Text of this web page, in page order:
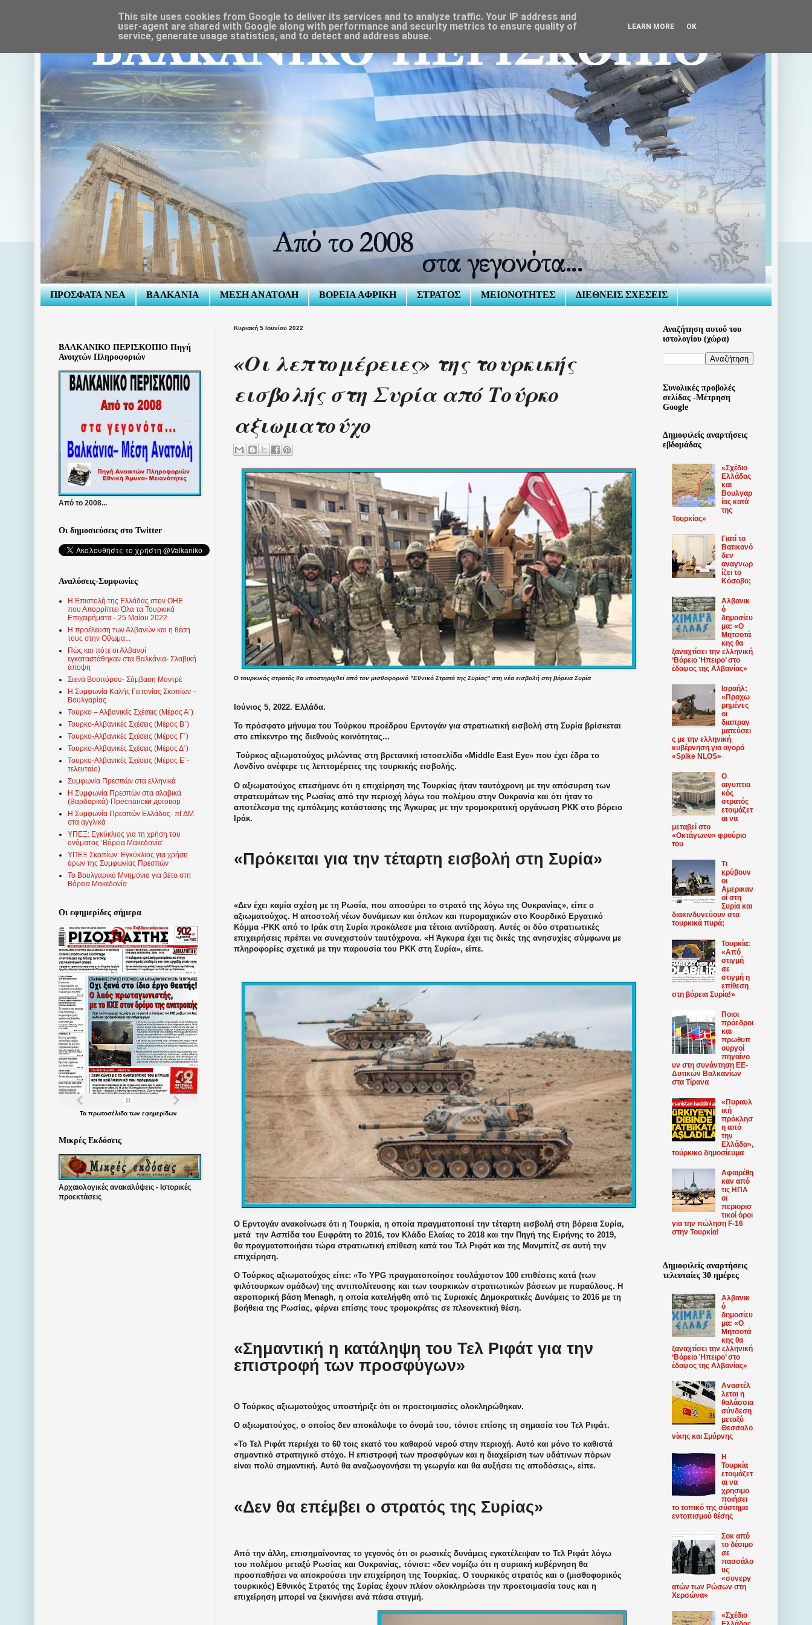
ΠΡΟΣΦΑΤΑ ΝΕΑ ΒΑΛΚΑΝΙΑ ΜΕΣΗ ΑΝΑΤΟΛΗ ΒΟΡΕΙΑ ΑΦΡΙΚΗ ΣΤΡΑΤΟΣ ΜΕΙΟΝΟΤΗΤΕΣ ΔΙΕΘΝΕΙΣ ΣΧΕΣΕΙΣ
Κυριακή 5 Ιουνίου 2022
«Οι λεπτομέρειες» της τουρκικής
εισβολής στη Συρία από Τούρκο
αξιωματούχο
Ο τουρκικός στρατός θα υποστηριχθεί από τον μισθοφορικό "Εθνικό Στρατό της Συρίας" στη νέα εισβολή στη βόρεια Συρία
Ιούνιος 5, 2022. Ελλάδα.
Το πρόσφατο μήνυμα του Τούρκου προέδρου Ερντογάν για στρατιωτική εισβολή στη Συρία βρίσκεται
στο επίκεντρο της διεθνούς κοινότητας...
Τούρκος αξιωματούχος μιλώντας στη βρετανική ιστοσελίδα «Middle East Eye» που έχει έδρα το
Λονδίνο ανέφερε τις λεπτομέρειες της τουρκικής εισβολής.
Ο αξιωματούχος επεσήμανε ότι η επιχείρηση της Τουρκίας ήταν ταυτόχρονη με την απόσυρση των
στρατευμάτων της Ρωσίας από την περιοχή λόγω του πολέμου στην Ουκρανία και ότι ήταν το
αποτέλεσμα της εμπόλεμης κατάστασης της Άγκυρας με την τρομοκρατική οργάνωση PKK στο βόρειο
Ιράκ.
«Πρόκειται για την τέταρτη εισβολή στη Συρία»
«Δεν έχει καμία σχέση με τη Ρωσία, που αποσύρει το στρατό της λόγω της Ουκρανίας», είπε ο
αξιωματούχος. Η αποστολή νέων δυνάμεων και όπλων και πυρομαχικών στο Κουρδικό Εργατικό
Κόμμα -ΡΚΚ από το Ιράκ στη Συρία προκάλεσε μια τέτοια αντίδραση. Αυτές οι δύο στρατιωτικές
επιχειρήσεις πρέπει να συνεχιστούν ταυτόχρονα. «Η Άγκυρα έχει τις δικές της ανησυχίες σύμφωνα με
πληροφορίες σχετικά με την παρουσία του PKK στη Συρία», είπε.
Ο Ερντογάν ανακοίνωσε ότι η Τουρκία, η οποία πραγματοποιεί την τέταρτη εισβολή στη βόρεια Συρία,
μετά την Ασπίδα του Ευφράτη το 2016, τον Κλάδο Ελαίας το 2018 και την Πηγή της Ειρήνης το 2019,
θα πραγματοποιήσει τώρα στρατιωτική επίθεση κατά του Τελ Ριφάτ και της Μανμπίτζ σε αυτή την
επιχείρηση.
Ο Τούρκος αξιωματούχος είπε: «Το YPG πραγματοποίησε τουλάχιστον 100 επιθέσεις κατά (των
φιλότουρκων ομάδων) της αντιπολίτευσης και των τουρκικών στρατιωτικών βάσεων με πυραύλους. Η
αεροπορική βάση Menagh, η οποία κατελήφθη από τις Συριακές Δημοκρατικές Δυνάμεις το 2016 με τη
βοήθεια της Ρωσίας, φέρνει επίσης τους τρομοκράτες σε πλεονεκτική θέση.
«Σημαντική η κατάληψη του Τελ Ριφάτ για την
επιστροφή των προσφύγων»
Ο Τούρκος αξιωματούχος υποστήριξε ότι οι προετοιμασίες ολοκληρώθηκαν.
Ο αξιωματούχος, ο οποίος δεν αποκάλυψε το όνομά του, τόνισε επίσης τη σημασία του Τελ Ριφάτ.
«Το Τελ Ριφάτ περιέχει το 60 τοις εκατό του καθαρού νερού στην περιοχή. Αυτό και μόνο το καθιστά
σημαντικό στρατηγικό στόχο. Η επιστροφή των προσφύγων και η διαχείριση των υδάτινων πόρων
είναι πολύ σημαντική. Αυτό θα αναζωογονήσει τη γεωργία και θα αυξήσει τις αποδόσεις», είπε.
«Δεν θα επέμβει ο στρατός της Συρίας»
Από την άλλη, επισημαίνοντας το γεγονός ότι οι ρωσικές δυνάμεις εγκατέλειψαν το Τελ Ριφάτ λόγω
του πολέμου μεταξύ Ρωσίας και Ουκρανίας, τόνισε: «δεν νομίζω ότι η συριακή κυβέρνηση θα
προσπαθήσει να αποκρούσει την επιχείρηση της Τουρκίας. Ο τουρκικός στρατός και ο (μισθοφορικός
τουρκικός) Εθνικός Στρατός της Συρίας έχουν πλέον ολοκληρώσει την προετοιμασία τους και η
επιχείρηση μπορεί να ξεκινήσει ανά πάσα στιγμή.
ΒΑΛΚΑΝΙΚΟ ΠΕΡΙΣΚΟΠΙΟ Πηγή
Ανοιχτών Πληροφοριών
Από το 2008...
Οι δημοσιεύσεις στο Twitter
Αναλύσεις-Συμφωνίες
Η Επιστολή της Ελλάδας στον ΟΗΕ
που Απορρίπτει Όλα τα Τουρκικά
Επιχειρήματα - 25 Μαΐου 2022
Η προέλευση των Αλβανών και η θέση
τους στην Οθωμα...
Πώς και πότε οι Αλβανοί
εγκαταστάθηκαν στα Βαλκάνια- Σλαβική
άποψη
Στενά Βοσπόρου- Σύμβαση Μοντρέ
Η Συμφωνία Καλής Γειτονίας Σκοπίων –
Βουλγαρίας
Τουρκο – Αλβανικές Σχέσεις (Mέρος Α΄)
Τουρκο-Αλβανικές Σχέσεις (Μέρος Β΄)
Τουρκο-Αλβανικές Σχέσεις (Μέρος Γ΄)
Τουρκο-Αλβανικές Σχέσεις (Μέρος Δ΄)
Τουρκο-Αλβανικές Σχέσεις (Μέρος Ε΄-
τελευταίο)
Συμφωνία Πρεσπών στα ελληνικά
Η Συμφωνία Πρεσπών στα σλαβικά
(Βαρδαρικά)-Преспански договор
Η Συμφωνία Πρεσπών Ελλάδας- πΓΔΜ
στα αγγλικά
ΥΠΕΞ: Εγκύκλιος για τη χρήση του
ονόματος ‘Βόρεια Μακεδονία’
ΥΠΕΞ Σκοπίων: Εγκύκλιος για χρήση
όρων της Συμφωνίας Πρεσπών
Το Βουλγαρικό Μνημόνιο για βέτο στη
Βόρεια Μακεδονία
Οι εφημερίδες σήμερα
Τα πρωτοσέλιδατων εφημερίδων
Μικρές Εκδόσεις
Αρχαιολογικές ανακαλύψεις - Ιστορικές
προεκτάσεις
Αναζήτηση αυτού του
ιστολογίου (χώρα)
Συνολικές προβολές
σελίδας -Μέτρηση
Google
Δημοφιλείς αναρτήσεις
εβδομάδας
«Σχέδιο
Ελλάδας
και
Βουλγαρ
ίας κατά
της
Τουρκίας»
Γιατί το
Βατικανό
δεν
αναγνωρ
ίζει το
Κόσοβο;
Αλβανικ
ό
δημοσίευ
μα: «Ο
Μητσοτά
κης θα
ξαναχτίσει την ελληνική
‘Βόρειο Ήπειρο’ στο
έδαφος της Αλβανίας»
Ισραήλ:
«Προχω
ρημένες
οι
διαπραγ
ματεύσει
ς με την ελληνική
κυβέρνηση για αγορά
«Spike NLOS»
Ο
αιγυπτια
κός
στρατός
ετοιμάζετ
αι να
μεταβεί στο
«Οκτάγωνο» φρούριο
του
Τι
κρύβουν
οι
Αμερικαν
οί στη
Συρία και
διακινδυνεύουν στα
τουρκικά πυρά;
Τουρκία:
«Από
στιγμή
σε
στιγμή η
επίθεση
στη βόρεια Συρία!»
Ποιοι
πρόεδροι
και
πρωθυπ
ουργοί
πηγαίνο
υν στη συνάντηση ΕΕ-
Δυτικών Βαλκανίων
στα Τίρανα
«Πυραυλ
ική
πρόκλησ
η από
την
Ελλάδα»,
τούρκικο δημοσίευμα
Αφαιρέθη
καν από
τις ΗΠΑ
οι
περιορισ
τικοί όροι
για την πώληση F-16
στην Τουρκία!
Δημοφιλείς αναρτήσεις
τελευταίες 30 ημέρες
Αλβανικ
ό
δημοσίευ
μα: «Ο
Μητσοτά
κης θα
ξαναχτίσει την ελληνική
‘Βόρειο Ήπειρο’ στο
έδαφος της Αλβανίας»
Αναστέλ
λεται η
θαλάσσια
σύνδεση
μεταξύ
Θεσσαλο
νίκης και Σμύρνης
Η
Τουρκία
ετοιμάζετ
αι να
χρησιμο
ποιήσει
το τοπικό της σύστημα
εντοπισμού θέσης
Σοκ από
το δέσιμο
σε
πασσάλο
υς
«συνεργ
ατών των Ρώσων στη
Χερσώνα»
«Σχέδιο
This site uses cookies from Google to deliver its services and to analyze traffic. Your IP address and
user-agent are shared with Google along with performance and security metrics to ensure quality of
service, generate usage statistics, and to detect and address abuse.
LEARN MORE OK